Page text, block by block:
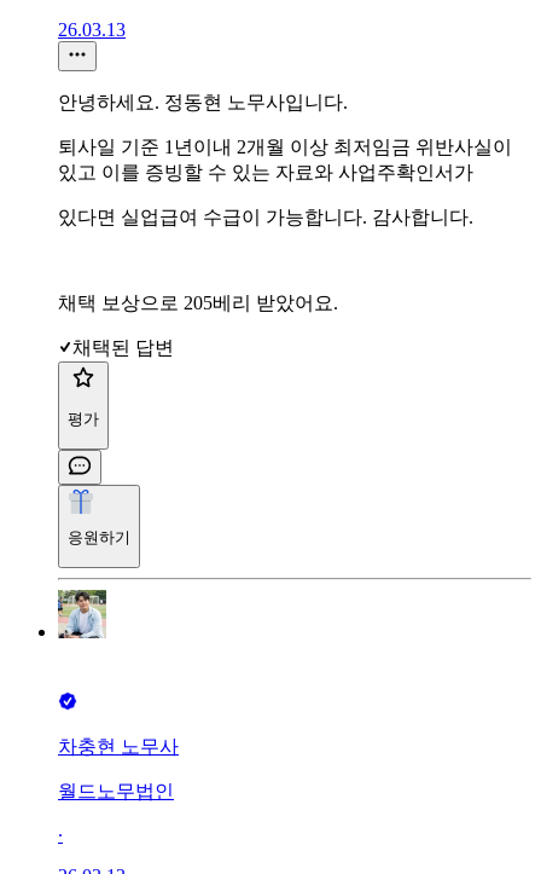
26.03.13
안녕하세요. 정동현 노무사입니다.
퇴사일 기준 1년이내 2개월 이상 최저임금 위반사실이
있고 이를 증빙할 수 있는 자료와 사업주확인서가
있다면 실업급여 수급이 가능합니다. 감사합니다.
채택 보상으로 205베리 받았어요.
채택된 답변
평가
응원하기
차충현 노무사
월드노무법인
∙